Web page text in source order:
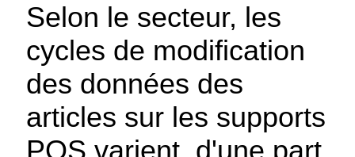
Selon le secteur, les
cycles de modification
des données des
articles sur les supports
POS varient, d'une part